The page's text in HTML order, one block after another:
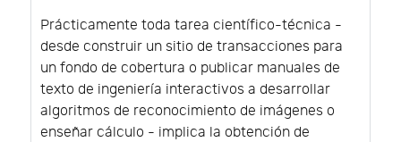
Prácticamente toda tarea científico-técnica -
desde construir un sitio de transacciones para
un fondo de cobertura o publicar manuales de
texto de ingeniería interactivos a desarrollar
algoritmos de reconocimiento de imágenes o
enseñar cálculo - implica la obtención de